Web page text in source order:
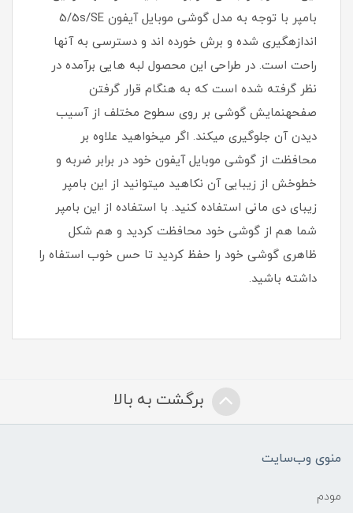
بامپر با توجه به مدل گوشی موبایل آیفون 5/5s/SE
اندازهگیری شده و برش خورده اند و دسترسی به آنها
راحت است. در طراحی این محصول لبه هایی برآمده در
نظر گرفته شده است که به هنگام قرار گرفتن
صفحهنمایش گوشی بر روی سطوح مختلف از آسیب
دیدن آن جلوگیری میکند. اگر میخواهید علاوه بر
محافظت از گوشی موبایل آیفون خود در برابر ضربه و
خطوخش از زیبایی آن نکاهید میتوانید از این بامپر
زیبای دی مانی استفاده کنید. با استفاده از این بامپر
شما هم از گوشی خود محافظت کردید و هم شکل
ظاهری گوشی خود را حفظ کردید تا حس خوب استفاه را
داشته باشید.
برگشت به بالا
منوی وب‌سایت
مودم